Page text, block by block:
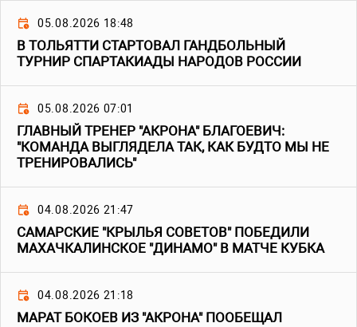
05.08.2026 18:48
В ТОЛЬЯТТИ СТАРТОВАЛ ГАНДБОЛЬНЫЙ
ТУРНИР СПАРТАКИАДЫ НАРОДОВ РОССИИ
05.08.2026 07:01
ГЛАВНЫЙ ТРЕНЕР "АКРОНА" БЛАГОЕВИЧ:
"КОМАНДА ВЫГЛЯДЕЛА ТАК, КАК БУДТО МЫ НЕ
ТРЕНИРОВАЛИСЬ"
04.08.2026 21:47
САМАРСКИЕ "КРЫЛЬЯ СОВЕТОВ" ПОБЕДИЛИ
МАХАЧКАЛИНСКОЕ "ДИНАМО" В МАТЧЕ КУБКА
04.08.2026 21:18
МАРАТ БОКОЕВ ИЗ "АКРОНА" ПООБЕЩАЛ